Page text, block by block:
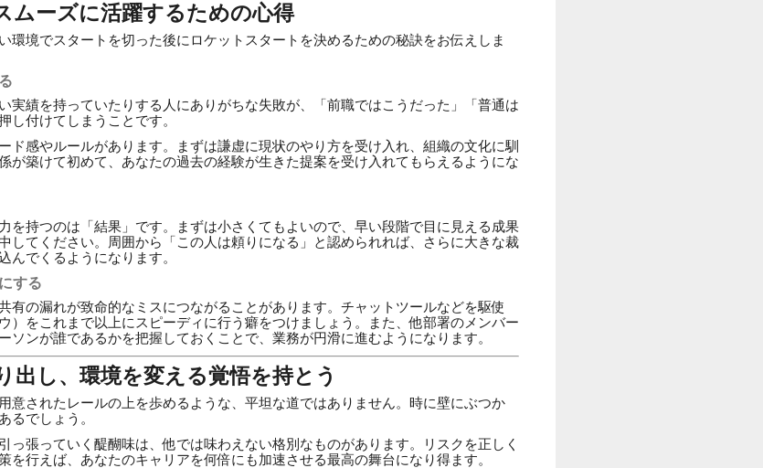
ムーズに活躍するための心得
環境でスタートを切った後にロケットスタートを決めるための秘訣をお伝えしま
実績を持っていたりする人にありがちな失敗が、「前職ではこうだった」「普通は
し付けてしまうことです。
ド感やルールがあります。まずは謙虚に現状のやり方を受け入れ、組織の文化に馴
が築けて初めて、あなたの過去の経験が生きた提案を受け入れてもらえるようにな
を持つのは「結果」です。まずは小さくてもよいので、早い段階で目に見える成果
してください。周囲から「この人は頼りになる」と認められれば、さらに大きな裁
んでくるようになります。
する
有の漏れが致命的なミスにつながることがあります。チャットツールなどを駆使
）をこれまで以上にスピーディに行う癖をつけましょう。また、他部署のメンバー
ソンが誰であるかを把握しておくことで、業務が円滑に進むようになります。
出し、環境を変える覚悟を持とう
意されたレールの上を歩めるような、平坦な道ではありません。時に壁にぶつか
るでしょう。
っ張っていく醍醐味は、他では味わえない格別なものがあります。リスクを正しく
を行えば、あなたのキャリアを何倍にも加速させる最高の舞台になり得ます。